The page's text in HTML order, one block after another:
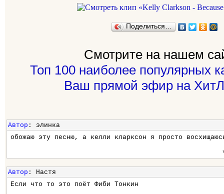
Поделиться…
Смотрите на нашем
Топ 100 наиболее популярных
Ваш прямой эфир на
Автор : элинка
обожаю эту песню, а келли кларксон я просто
Автор : Настя
Если что то это поёт Фиби Тонкин